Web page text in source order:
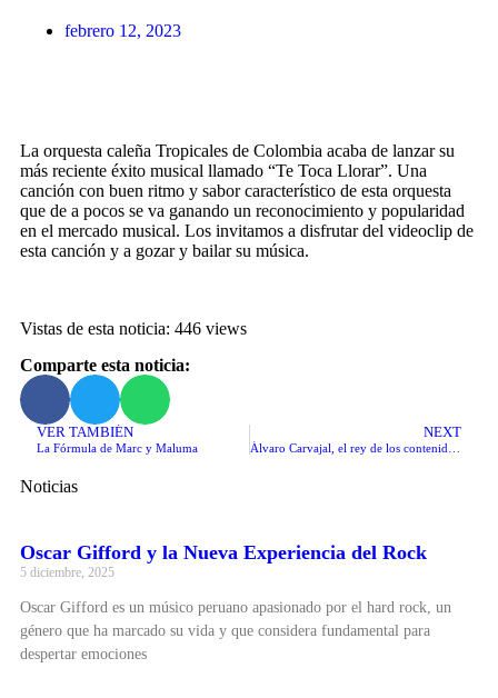
febrero 12, 2023
La orquesta caleña Tropicales de Colombia acaba de lanzar su
más reciente éxito musical llamado “Te Toca Llorar”. Una
canción con buen ritmo y sabor característico de esta orquesta
que de a pocos se va ganando un reconocimiento y popularidad
en el mercado musical. Los invitamos a disfrutar del videoclip de
esta canción y a gozar y bailar su música.
Vistas de esta noticia: 446 views
Comparte esta noticia:
VER TAMBIÉN
La Fórmula de Marc y Maluma
NEXT
Noticias
Oscar Gifford y la Nueva Experiencia del Rock
5 diciembre, 2025
Oscar Gifford es un músico peruano apasionado por el hard rock, un
género que ha marcado su vida y que considera fundamental para
despertar emociones